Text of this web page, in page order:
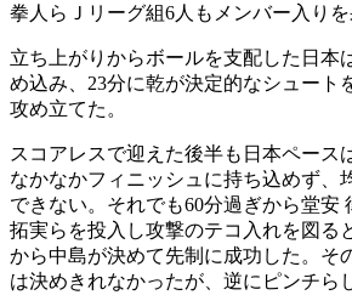
拳人らＪリーグ組6人もメンバー入りを
立ち上がりからボールを支配した日本
め込み、23分に乾が決定的なシュート
攻め立てた。
スコアレスで迎えた後半も日本ペース
なかなかフィニッシュに持ち込めず、
できない。それでも60分過ぎから堂安
拓実らを投入し攻撃のテコ入れを図る
から中島が決めて先制に成功した。そ
は決めきれなかったが、逆にピンチら